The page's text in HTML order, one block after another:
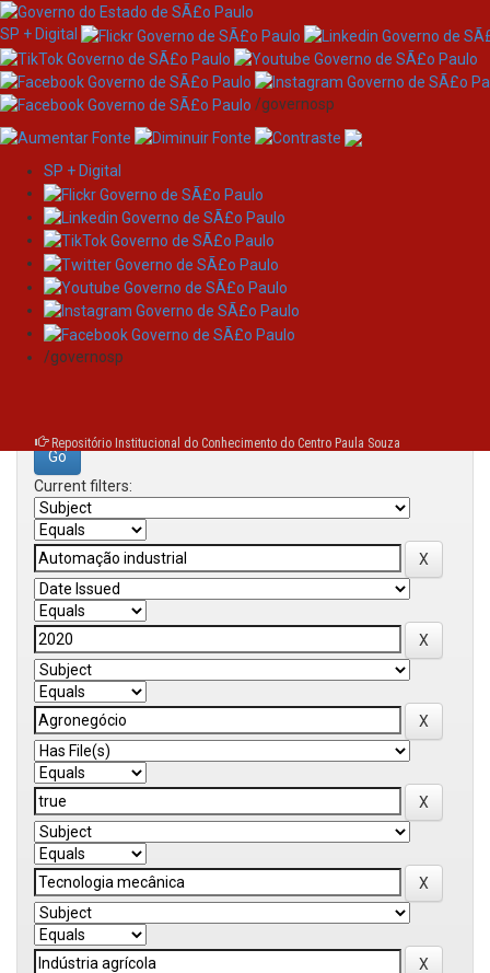
Skip
navigation
SP + Digital
/governosp
SP + Digital
/governosp
Repositório Institucional do Conhecimento do Centro Paula Souza
Search
Search:
Current filters: